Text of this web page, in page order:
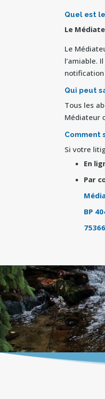
Quel est
Le
Le
l’amiable.
Qui peut
Tous les
Médiateur
Comment
Si votre
En
Par
BP